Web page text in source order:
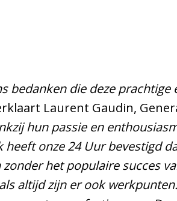
bedanken die deze
Laurent Gaudin,
hun passie en
onze 24 Uur bevestigd
het populaire succes
altijd zijn er ook